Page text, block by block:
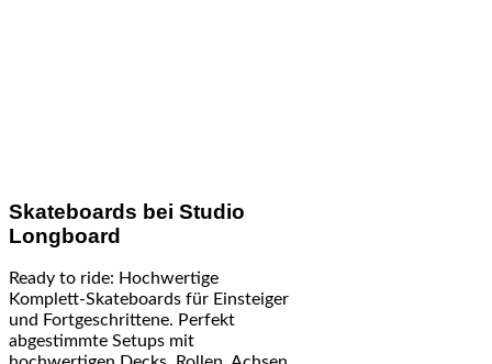
Skateboards bei Studio
Longboard
Ready to ride: Hochwertige
Komplett-Skateboards für Einsteiger
und Fortgeschrittene. Perfekt
abgestimmte Setups mit